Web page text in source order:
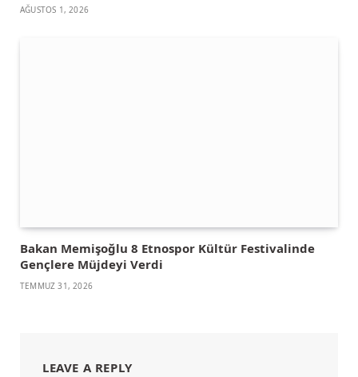
AĞUSTOS 1, 2026
Bakan Memişoğlu 8 Etnospor Kültür Festivalinde
Gençlere Müjdeyi Verdi
TEMMUZ 31, 2026
LEAVE A REPLY